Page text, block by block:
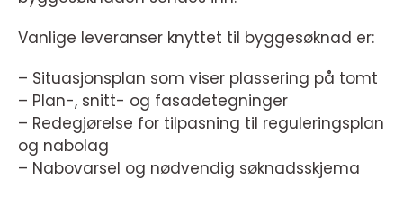
Vanlige leveranser knyttet til byggesøknad er:
– Situasjonsplan som viser plassering på tomt
– Plan-, snitt- og fasadetegninger
– Redegjørelse for tilpasning til reguleringsplan
og nabolag
– Nabovarsel og nødvendig søknadsskjema